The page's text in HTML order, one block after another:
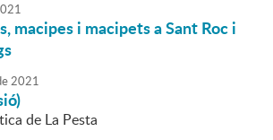
macipes i macipets a Sant Roc i
2021
de La Pesta